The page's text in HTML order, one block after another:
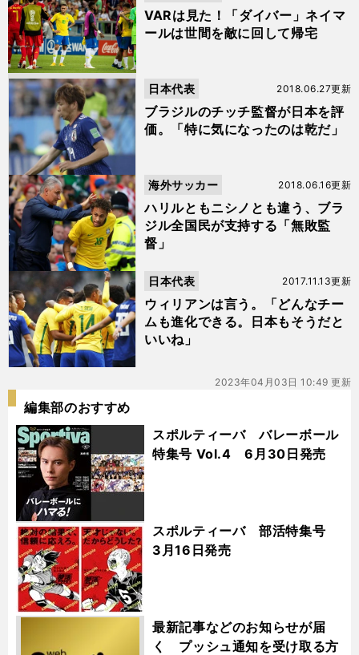
VARは見た！「ダイバー」ネイマ
ールは世間を敵に回して帰宅
ブラジルのチッチ監督が日本を評
価。「特に気になったのは乾だ」
2018.06.27更新
日本代表
ハリルともニシノとも違う、ブラ
ジル全国民が支持する「無敗監
督」
2018.06.16更新
海外サッカー
ウィリアンは言う。「どんなチー
ムも進化できる。日本もそうだと
いいね」
2017.11.13更新
日本代表
2023年04月03日 10:49 更新
編集部のおすすめ
スポルティーバ バレーボール
特集号 Vol.4 6月30日発売
スポルティーバ 部活特集号
3月16日発売
最新記事などのお知らせが届
く プッシュ通知を受け取る方